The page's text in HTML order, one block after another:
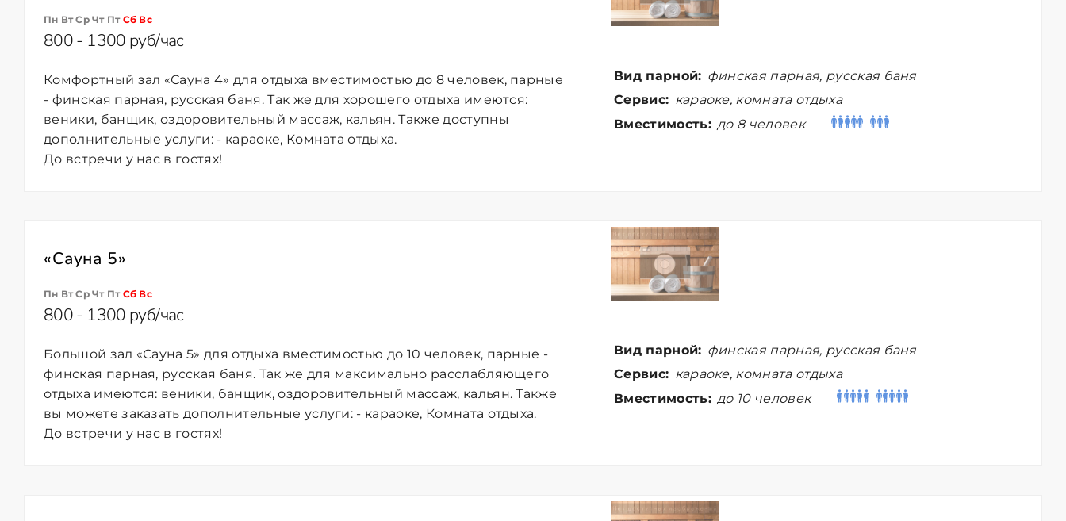
Пн Вт Ср Чт Пт Сб Вс
800 - 1300 руб/час
Комфортный зал «Сауна 4» для отдыха вместимостью до 8 человек, парные
- финская парная, русская баня. Так же для хорошего отдыха имеются:
веники, банщик, оздоровительный массаж, кальян. Также доступны
дополнительные услуги: - караоке, Комната отдыха.
До встречи у нас в гостях!
Вид парной: финская парная, русская баня
Сервис: караоке, комната отдыха
Вместимость: до 8 человек
«Сауна 5»
Пн Вт Ср Чт Пт Сб Вс
800 - 1300 руб/час
Большой зал «Сауна 5» для отдыха вместимостью до 10 человек, парные -
финская парная, русская баня. Так же для максимально расслабляющего
отдыха имеются: веники, банщик, оздоровительный массаж, кальян. Также
вы можете заказать дополнительные услуги: - караоке, Комната отдыха.
До встречи у нас в гостях!
Вид парной: финская парная, русская баня
Сервис: караоке, комната отдыха
Вместимость: до 10 человек